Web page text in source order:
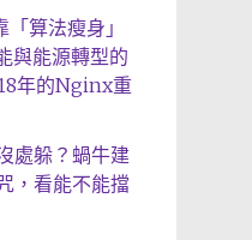
算法瘦身」
與能源轉型的
年的Nginx重
處躲？蝸牛建
，看能不能擋